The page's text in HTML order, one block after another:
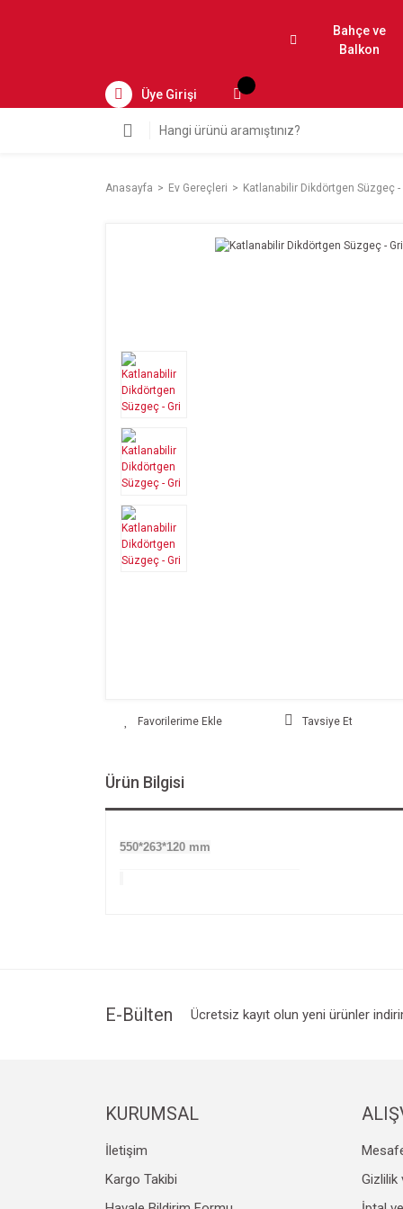
Bahçe ve
Balkon
Üye Girişi
Anasayfa Ev Gereçleri Katlanabilir Dikdörtgen Süzgeç -
Tavsiye Et
Ürün Bilgisi
550*263*120 mm
E-Bülten Ücretsiz kayıt olun yeni ürünler
KURUMSAL
İletişim
Kargo Takibi
Gizlilik